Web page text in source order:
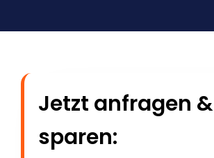
Jetzt anfragen &
sparen: